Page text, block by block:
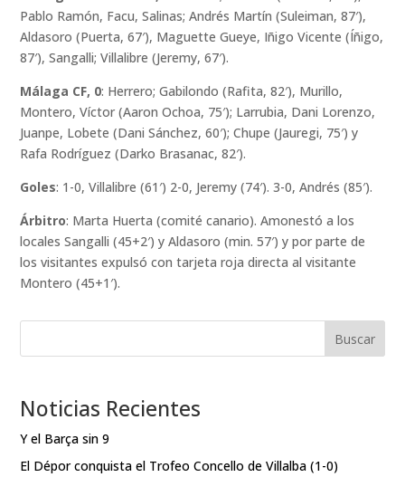
Pablo Ramón, Facu, Salinas; Andrés Martín (Suleiman, 87′),
Aldasoro (Puerta, 67′), Maguette Gueye, Iñigo Vicente (Íñigo,
87′), Sangalli; Villalibre (Jeremy, 67′).
Málaga CF, 0: Herrero; Gabilondo (Rafita, 82′), Murillo,
Montero, Víctor (Aaron Ochoa, 75′); Larrubia, Dani Lorenzo,
Juanpe, Lobete (Dani Sánchez, 60′); Chupe (Jauregi, 75′) y
Rafa Rodríguez (Darko Brasanac, 82′).
Goles: 1-0, Villalibre (61′) 2-0, Jeremy (74′). 3-0, Andrés (85′).
Árbitro: Marta Huerta (comité canario). Amonestó a los
locales Sangalli (45+2′) y Aldasoro (min. 57′) y por parte de
los visitantes expulsó con tarjeta roja directa al visitante
Montero (45+1′).
Buscar
Noticias Recientes
Y el Barça sin 9
El Dépor conquista el Trofeo Concello de Villalba (1-0)